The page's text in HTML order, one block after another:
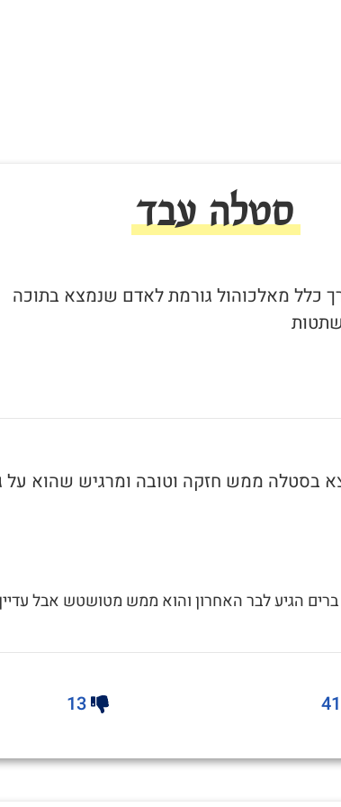
סטלה עבד
כלל מאלכוהול גורמת לאדם שנמצא בתוכה
בסטלה ממש חזקה וטובה ומרגיש שהוא על
הגיע לבר האחרון והוא ממש מטושטש אבל
41
13